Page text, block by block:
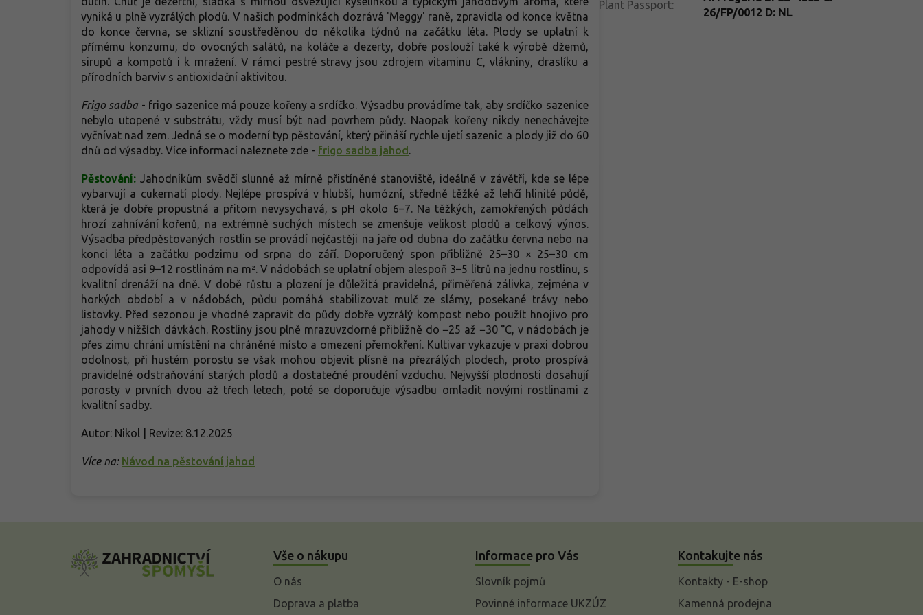
vyniká u plně vyzrálých plodů. V našich podmínkách dozrává 'Meggy' raně, zpravidla od konce května
do konce června, se sklizní soustředěnou do několika týdnů na začátku léta. Plody se uplatní k
přímému konzumu, do ovocných salátů, na koláče a dezerty, dobře poslouží také k výrobě džemů,
sirupů a kompotů i k mražení. V rámci pestré stravy jsou zdrojem vitaminu C, vlákniny, draslíku a
přírodních barviv s antioxidační aktivitou.
Frigo sadba - frigo sazenice má pouze kořeny a srdíčko. Výsadbu provádíme tak, aby srdíčko sazenice
nebylo utopené v substrátu, vždy musí být nad povrhem půdy. Naopak kořeny nikdy nenechávejte
vyčnívat nad zem. Jedná se o moderní typ pěstování, který přináší rychle ujetí sazenic a plody již do 60
dnů od výsadby. Více informací naleznete zde - frigo sadba jahod .
Pěstování:Jahodníkům svědčí slunné až mírně přistíněné stanoviště, ideálně v závětří, kde se lépe
vybarvují a cukernatí plody. Nejlépe prospívá v hlubší, humózní, středně těžké až lehčí hlinité půdě,
která je dobře propustná a přitom nevysychavá, s pH okolo 6–7. Na těžkých, zamokřených půdách
hrozí zahnívání kořenů, na extrémně suchých místech se zmenšuje velikost plodů a celkový výnos.
Výsadba předpěstovaných rostlin se provádí nejčastěji na jaře od dubna do začátku června nebo na
konci léta a začátku podzimu od srpna do září. Doporučený spon přibližně 25–30 × 25–30 cm
odpovídá asi 9–12 rostlinám na m². V nádobách se uplatní objem alespoň 3–5 litrů na jednu rostlinu, s
kvalitní drenáží na dně. V době růstu a plození je důležitá pravidelná, přiměřená zálivka, zejména v
horkých období a v nádobách, půdu pomáhá stabilizovat mulč ze slámy, posekané trávy nebo
listovky. Před sezonou je vhodné zapravit do půdy dobře vyzrálý kompost nebo použít hnojivo pro
jahody v nižších dávkách. Rostliny jsou plně mrazuvzdorné přibližně do −25 až −30 °C, v nádobách je
přes zimu chrání umístění na chráněné místo a omezení přemokření. Kultivar vykazuje v praxi dobrou
odolnost, při hustém porostu se však mohou objevit plísně na přezrálých plodech, proto prospívá
pravidelné odstraňování starých plodů a dostatečné proudění vzduchu. Nejvyšší plodnosti dosahují
porosty v prvních dvou až třech letech, poté se doporučuje výsadbu omladit novými rostlinami z
kvalitní sadby.
Autor: Nikol | Revize: 8.12.2025
Více na: Návod na pěstování jahod
Plant Passport:
26/FP/0012 D: NL
Vše o nákupu
O nás
Doprava a platba
Informace pro Vás
Slovník pojmů
Povinné informace UKZÚZ
Kontakujte nás
Kontakty - E-shop
Kamenná prodejna